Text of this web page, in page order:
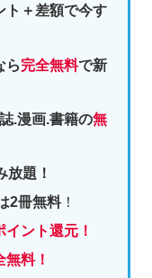
ト＋差額で今す
ら完全無料で新
.漫画.書籍の無
放題！
2冊無料！
イント還元！
料！